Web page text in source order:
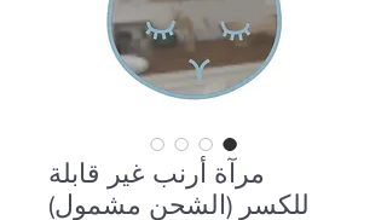
مرآة أرنب غير قابلة
للكسر (الشحن مشمول)